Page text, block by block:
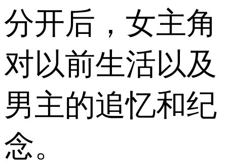
分开后，女主角
对以前生活以及
男主的追忆和纪
念。